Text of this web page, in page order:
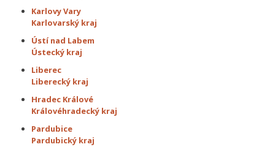
Karlovy Vary
Karlovarský kraj
Ústí nad Labem
Ústecký kraj
Liberec
Liberecký kraj
Hradec Králové
Královéhradecký kraj
Pardubice
Pardubický kraj